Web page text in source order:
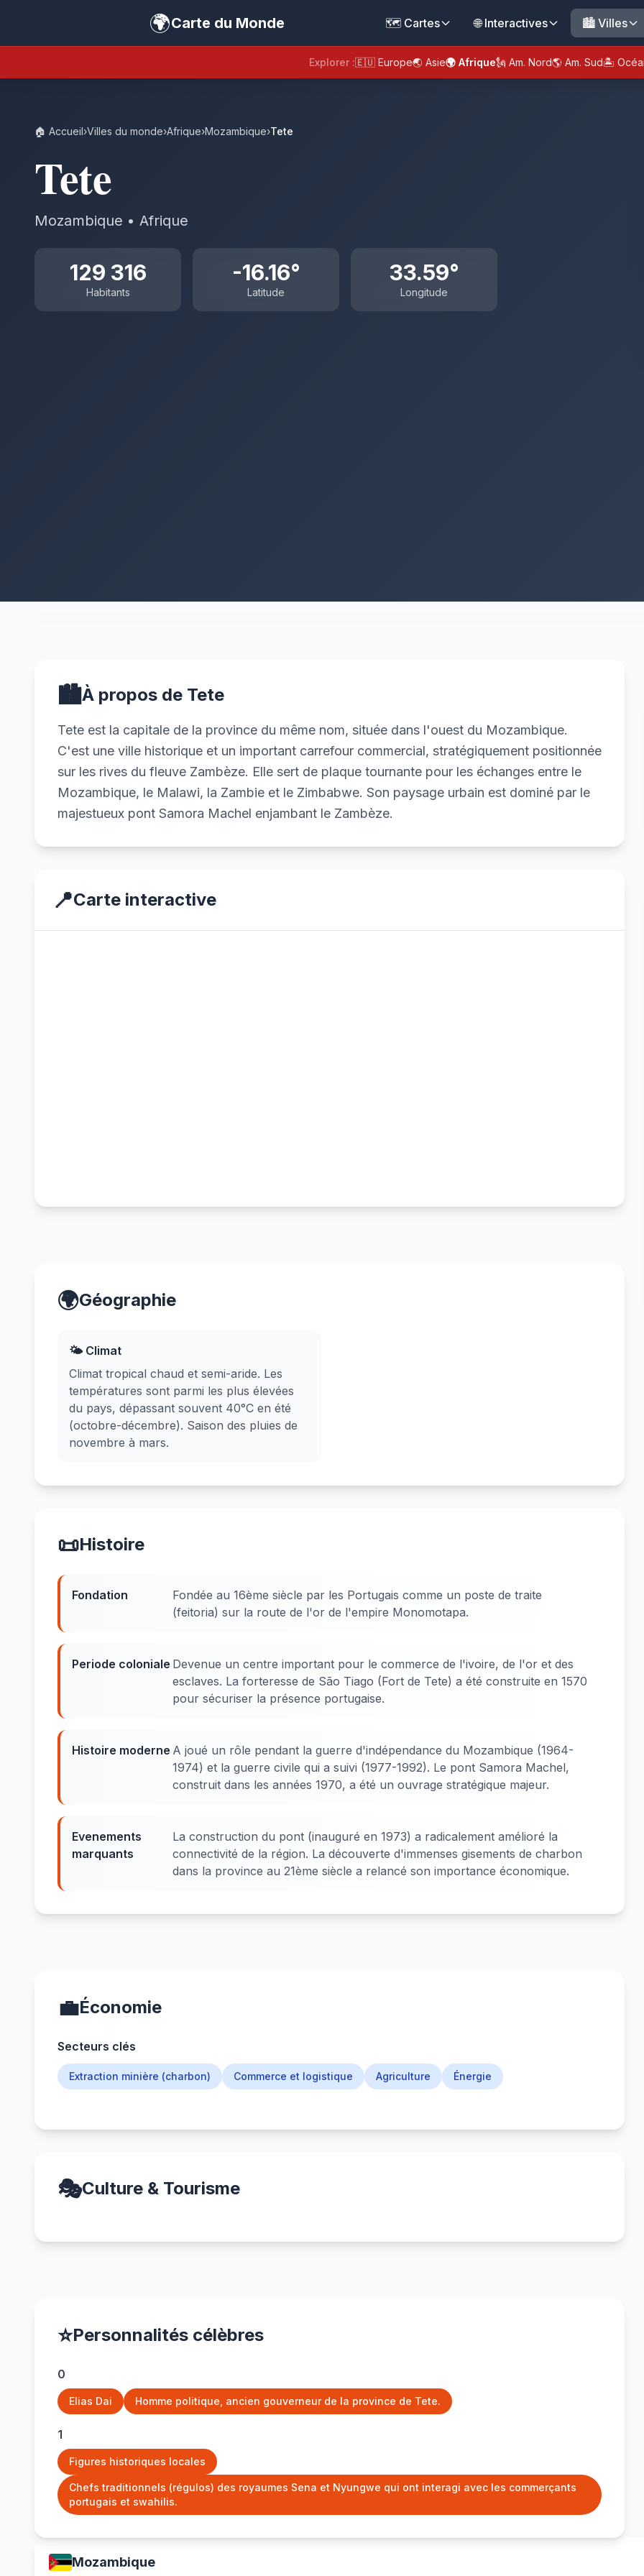
🌍Carte du Monde 🗺️ Cartes 🌐 Interactives 🏙️ Villes
Explorer :🇪🇺 Europe🌏 Asie🌍 Afrique🗽 Am. Nord🌎 Am. Sud🏝️
🏠 Accueil›Villes du monde›Afrique›Mozambique›Tete
Tete
Mozambique • Afrique
129 316
Habitants
-16.16°
Latitude
33.59°
Longitude
🏙️À propos de Tete
Tete est la capitale de la province du même nom, située dans l'ouest du Mozambique.
C'est une ville historique et un important carrefour commercial, stratégiquement positionnée
sur les rives du fleuve Zambèze. Elle sert de plaque tournante pour les échanges entre le
Mozambique, le Malawi, la Zambie et le Zimbabwe. Son paysage urbain est dominé par le
majestueux pont Samora Machel enjambant le Zambèze.
📍Carte interactive
🌍Géographie
🌤️ Climat
Climat tropical chaud et semi-aride. Les
températures sont parmi les plus élevées
du pays, dépassant souvent 40°C en été
(octobre-décembre). Saison des pluies de
novembre à mars.
📜Histoire
Fondation
Fondée au 16ème siècle par les Portugais comme un poste de traite
(feitoria) sur la route de l'or de l'empire Monomotapa.
Periode coloniale Devenue un centre important pour le commerce de l'ivoire, de l'or et des
esclaves. La forteresse de São Tiago (Fort de Tete) a été construite en 1570
pour sécuriser la présence portugaise.
Histoire moderne A joué un rôle pendant la guerre d'indépendance du Mozambique (1964-
1974) et la guerre civile qui a suivi (1977-1992). Le pont Samora Machel,
construit dans les années 1970, a été un ouvrage stratégique majeur.
Evenements
marquants
La construction du pont (inauguré en 1973) a radicalement amélioré la
connectivité de la région. La découverte d'immenses gisements de charbon
dans la province au 21ème siècle a relancé son importance économique.
💼Économie
Secteurs clés
Extraction minière (charbon) Commerce et logistique Agriculture Énergie
🎭Culture & Tourisme
⭐Personnalités célèbres
0
Elias Dai Homme politique, ancien gouverneur de la province de Tete.
1
Figures historiques locales
Chefs traditionnels (régulos) des royaumes Sena et Nyungwe qui ont interagi avec les commerçants
portugais et swahilis.
Mozambique